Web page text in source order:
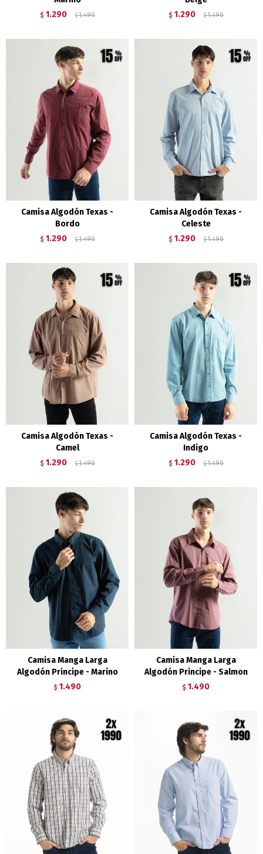
$ 1.290 $ 1.490 $ 1.290 $ 1.490
Camisa Algodón Texas -
Bordo
$ 1.290 $ 1.490
Camisa Algodón Texas -
Celeste
$ 1.290 $ 1.490
Camisa Algodón Texas -
Camel
$ 1.290 $ 1.490
Camisa Algodón Texas -
Indigo
$ 1.290 $ 1.490
Camisa Manga Larga
Algodón Principe - Marino
$ 1.490
Camisa Manga Larga
Algodón Principe - Salmon
$ 1.490